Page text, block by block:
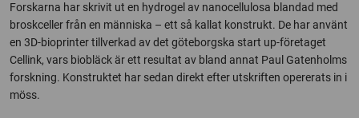
Forskarna har skrivit ut en hydrogel av nanocellulosa blandad med
broskceller från en människa – ett så kallat konstrukt. De har använt
en 3D-bioprinter tillverkad av det göteborgska start up-företaget
Cellink, vars biobläck är ett resultat av bland annat Paul Gatenholms
forskning. Konstruktet har sedan direkt efter utskriften opererats in i
möss.